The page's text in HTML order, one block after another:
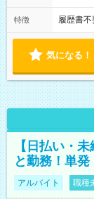
特徴 履歴書不
気になる！
【日払い・
と勤務！単
アルバイト 職種